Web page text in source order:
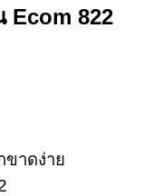
Ecom 822
าดง่าย